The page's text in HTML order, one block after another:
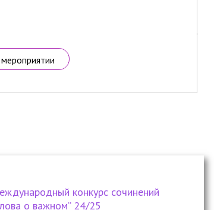
конкурс сочинений
о важном” 24/25